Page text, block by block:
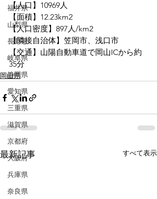
福井県
山梨県
長野県
岐阜県
静岡県
愛知県
三重県
滋賀県
京都府
大阪府
兵庫県
奈良県
【人口】10969人
【面積】12.23km2
【人口密度】897人/km2
【隣接自治体】笠岡市、浅口市
【交通】山陽自動車道で岡山ICから約
35分
岡山県
最新記事 すべて表示